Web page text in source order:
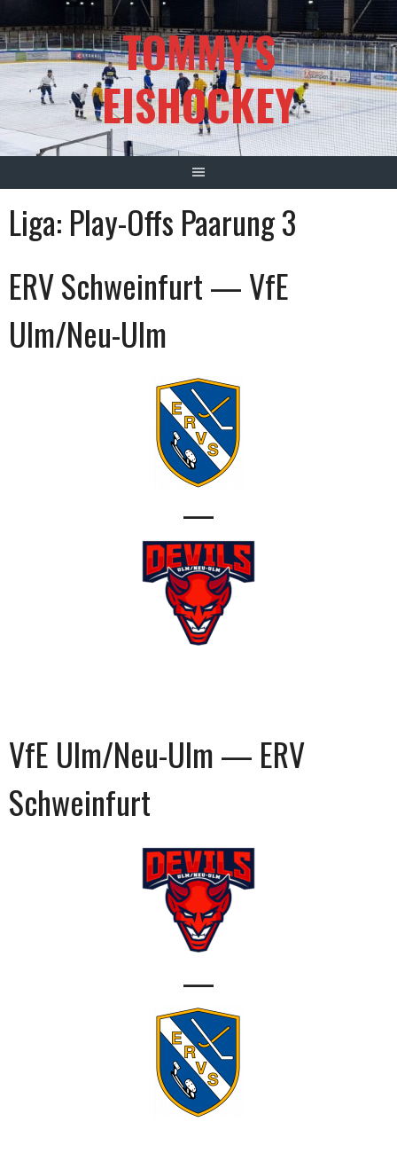
zum
Inhalt
TOMMY'S
EISHOCKEY
Liga: Play-Offs Paarung 3
ERV Schweinfurt — VfE
Ulm/Neu-Ulm
—
VfE Ulm/Neu-Ulm — ERV
Schweinfurt
—